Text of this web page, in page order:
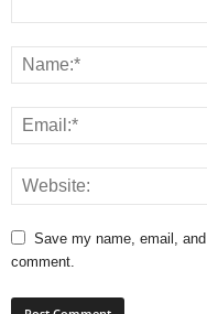
Save my name, email,
comment.